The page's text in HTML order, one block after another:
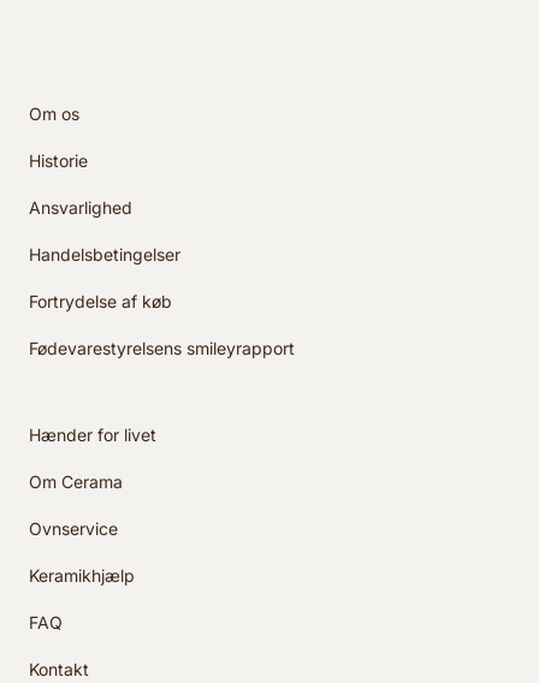
Om os
Historie
Ansvarlighed
Handelsbetingelser
Fortrydelse af køb
Fødevarestyrelsens smileyrapport
Hænder for livet
Om Cerama
Ovnservice
Keramikhjælp
FAQ
Kontakt